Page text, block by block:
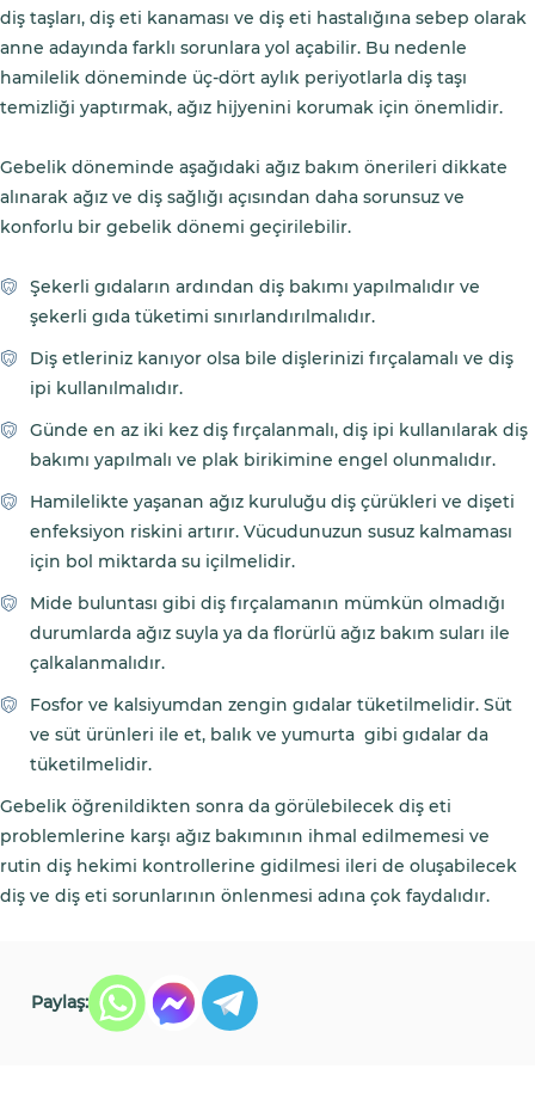
diş taşları, diş eti kanaması ve diş eti hastalığına sebep olarak
anne adayında farklı sorunlara yol açabilir. Bu nedenle
hamilelik döneminde üç-dört aylık periyotlarla diş taşı
temizliği yaptırmak, ağız hijyenini korumak için önemlidir.
Gebelik döneminde aşağıdaki ağız bakım önerileri dikkate
alınarak ağız ve diş sağlığı açısından daha sorunsuz ve
konforlu bir gebelik dönemi geçirilebilir.
Şekerli gıdaların ardından diş bakımı yapılmalıdır ve
şekerli gıda tüketimi sınırlandırılmalıdır.
Diş etleriniz kanıyor olsa bile dişlerinizi fırçalamalı ve diş
ipi kullanılmalıdır.
Günde en az iki kez diş fırçalanmalı, diş ipi kullanılarak diş
bakımı yapılmalı ve plak birikimine engel olunmalıdır.
Hamilelikte yaşanan ağız kuruluğu diş çürükleri ve dişeti
enfeksiyon riskini artırır. Vücudunuzun susuz kalmaması
için bol miktarda su içilmelidir.
Mide buluntası gibi diş fırçalamanın mümkün olmadığı
durumlarda ağız suyla ya da florürlü ağız bakım suları ile
çalkalanmalıdır.
Fosfor ve kalsiyumdan zengin gıdalar tüketilmelidir. Süt
ve süt ürünleri ile et, balık ve yumurta gibi gıdalar da
tüketilmelidir.
Gebelik öğrenildikten sonra da görülebilecek diş eti
problemlerine karşı ağız bakımının ihmal edilmemesi ve
rutin diş hekimi kontrollerine gidilmesi ileri de oluşabilecek
diş ve diş eti sorunlarının önlenmesi adına çok faydalıdır.
Paylaş: